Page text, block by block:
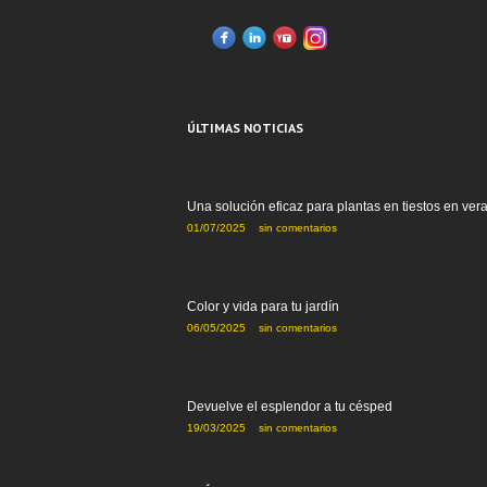
ÚLTIMAS NOTICIAS
Una solución eficaz para plantas en tiestos en
01/07/2025 sin comentarios
Color y vida para tu jardín
06/05/2025 sin comentarios
Devuelve el esplendor a tu césped
19/03/2025 sin comentarios